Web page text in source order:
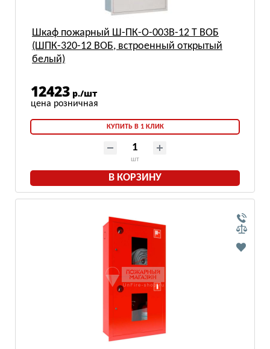
Шкаф пожарный Ш-ПК-О-003В-12 Т ВОБ
(ШПК-320-12 ВОБ, встроенный открытый
белый)
12423 р./шт
КУПИТЬ В 1 КЛИК
шт
В КОРЗИНУ